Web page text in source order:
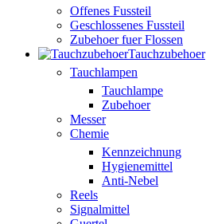
Offenes Fussteil
Geschlossenes Fussteil
Zubehoer fuer Flossen
Tauchzubehoer
Tauchlampen
Tauchlampe
Zubehoer
Messer
Chemie
Kennzeichnung
Hygienemittel
Anti-Nebel
Reels
Signalmittel